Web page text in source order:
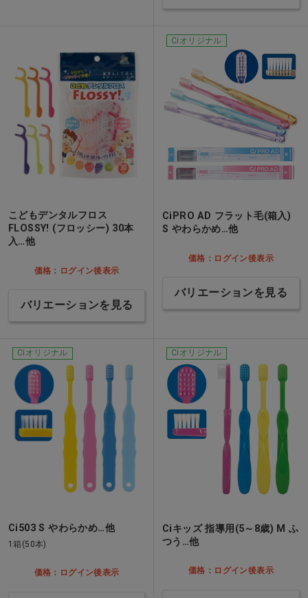
こどもデンタルフロス
FLOSSY! (フロッシー) 30本
入…他
価格：ログイン後表示
バリエーションを見る
Ciオリジナル
CiPRO AD フラット毛(箱入)
S やわらかめ…他
価格：ログイン後表示
バリエーションを見る
Ciオリジナル
Ci503 S やわらかめ…他
1箱(50本)
価格：ログイン後表示
Ciオリジナル
Ciキッズ 指導用(5～8歳) M ふ
つう…他
価格：ログイン後表示